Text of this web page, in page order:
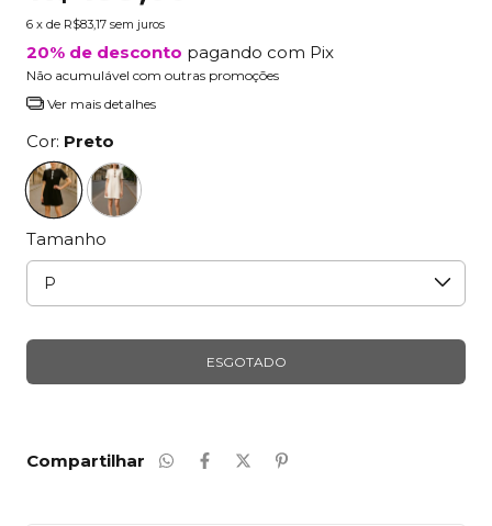
6 x de R$83,17 sem juros
20% de desconto pagando com Pix
Não acumulável com outras promoções
Ver mais detalhes
Cor: Preto
Tamanho
Compartilhar